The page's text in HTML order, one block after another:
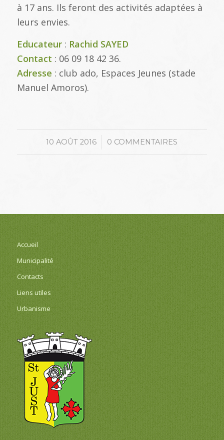
à 17 ans. Ils feront des activités adaptées à
leurs envies.
Educateur: Rachid SAYED
Contact : 06 09 18 42 36.
Adresse : club ado, Espaces Jeunes (stade
Manuel Amoros).
10 AOÛT 2016
/ 0 COMMENTAIRES
Accueil
Municipalité
Contacts
Liens utiles
Urbanisme